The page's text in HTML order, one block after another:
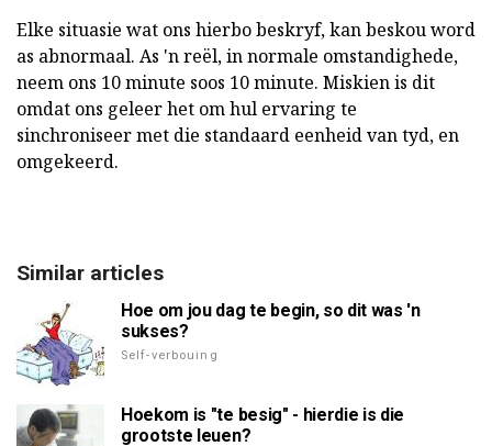
Elke situasie wat ons hierbo beskryf, kan beskou word
as abnormaal. As 'n reël, in normale omstandighede,
neem ons 10 minute soos 10 minute. Miskien is dit
omdat ons geleer het om hul ervaring te
sinchroniseer met die standaard eenheid van tyd, en
omgekeerd.
Similar articles
Hoe om jou dag te begin, so dit was 'n
sukses?
Self-verbouing
Hoekom is "te besig" - hierdie is die
grootste leuen?